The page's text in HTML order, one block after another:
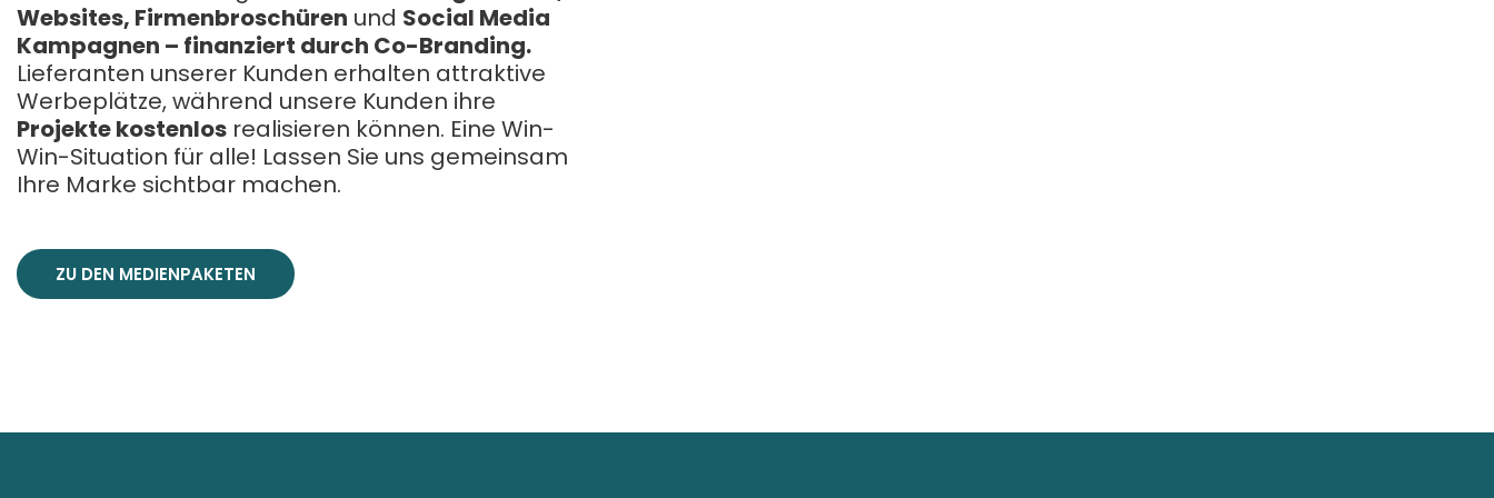
Websites, Firmenbroschüren und Social Media
Kampagnen – finanziert durch Co-Branding.
Lieferanten unserer Kunden erhalten attraktive
Werbeplätze, während unsere Kunden ihre
Projekte kostenlos realisieren können. Eine Win-
Win-Situation für alle! Lassen Sie uns gemeinsam
Ihre Marke sichtbar machen.
ZU DEN MEDIENPAKETEN